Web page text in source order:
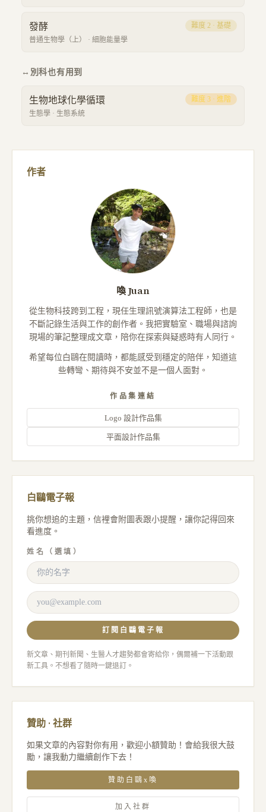
發酵
普通生物學（上） · 細胞能量學
難度 2 · 基礎
↔ 別科也有用到
生物地球化學循環
生態學 · 生態系統
難度 3 · 進階
作者
喚 Juan
從生物科技跨到工程，現任生理訊號演算法工程師，也是
不斷記錄生活與工作的創作者。我把實驗室、職場與諮詢
現場的筆記整理成文章，陪你在探索與疑惑時有人同行。
希望每位白鷗在閱讀時，都能感受到穩定的陪伴，知道這
些轉彎、期待與不安並不是一個人面對。
作品集連結
Logo 設計作品集
平面設計作品集
白鷗電子報
挑你想追的主題，信裡會附圖表跟小提醒，讓你記得回來
看進度。
姓名（選填）
訂閱白鷗電子報
新文章、期刊新聞、生醫人才趨勢都會寄給你，偶爾補一下活動跟
新工具。不想看了隨時一鍵退訂。
贊助 · 社群
如果文章的內容對你有用，歡迎小額贊助！會給我很大鼓
勵，讓我動力繼續創作下去！
贊助白鷗x喚
加入社群